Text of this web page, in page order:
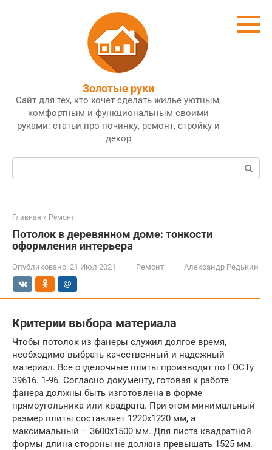
Золотые руки
Сайт для тех, кто хочет сделать жилье уютным,
комфортным и функциональным своими
руками: статьи про починку, ремонт, стройку и
декор
Поиск:
Главная » Ремонт
Потолок в деревянном доме: тонкости
оформления интерьера
Опубликовано: 21 Июл 2021 Ремонт Александр Редькин
Критерии выбора материала
Чтобы потолок из фанеры служил долгое время,
необходимо выбрать качественный и надежный
материал. Все отделочные плиты производят по ГОСТу
39616. 1-96. Согласно документу, готовая к работе
фанера должны быть изготовлена в форме
прямоугольника или квадрата. При этом минимальный
размер плиты составляет 1220х1220 мм, а
максимальный – 3600х1500 мм. Для листа квадратной
формы длина стороны не должна превышать 1525 мм.